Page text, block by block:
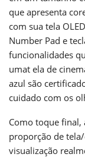
que apresenta
com sua tela
Number Pad e
funcionalidades
umat ela de
azul são
cuidado com os
Como toque final,
proporção de
visualização